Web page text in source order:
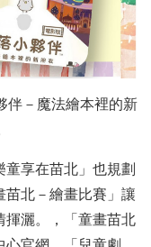
伴－魔法繪本裡的新
享在苗北」也規劃
苗北－繪畫比賽」讓
揮灑。，「童畫苗北